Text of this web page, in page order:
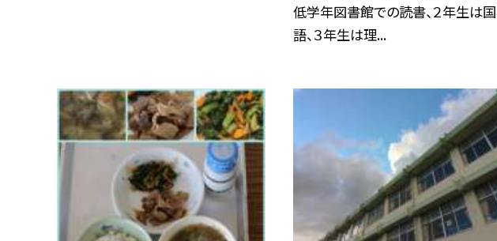
低学年図書館での読書、２年生は国
語、３年生は理...